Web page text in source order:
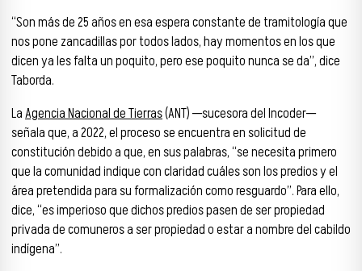
“Son más de 25 años en esa espera constante de tramitología que
nos pone zancadillas por todos lados, hay momentos en los que
dicen ya les falta un poquito, pero ese poquito nunca se da”, dice
Taborda.
LaAgencia Nacional de Tierras(ANT) ─sucesora del Incoder─
señala que, a 2022, el proceso se encuentra en solicitud de
constitución debido a que, en sus palabras, “se necesita primero
que la comunidad indique con claridad cuáles son los predios y el
área pretendida para su formalización como resguardo”. Para ello,
dice, “es imperioso que dichos predios pasen de ser propiedad
privada de comuneros a ser propiedad o estar a nombre del cabildo
indígena”.